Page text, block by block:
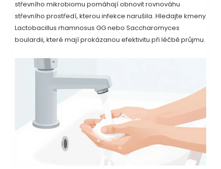
střevního mikrobiomu pomáhají obnovit rovnováhu
střevního prostředí, kterou infekce narušila. Hledajte kmeny
Lactobacillus rhamnosus GG nebo Saccharomyces
boulardii, které mají prokázanou efektivitu při léčbě průjmu.